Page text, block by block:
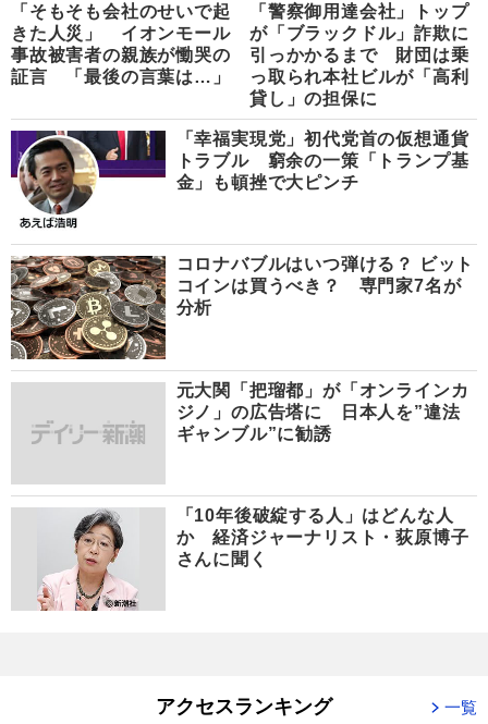
「そもそも会社のせいで起
きた人災」 イオンモール
事故被害者の親族が慟哭の
証言 「最後の言葉は…」
「警察御用達会社」トップ
が「ブラックドル」詐欺に
引っかかるまで 財団は乗
っ取られ本社ビルが「高利
貸し」の担保に
「幸福実現党」初代党首の仮想通貨
トラブル 窮余の一策「トランプ基
金」も頓挫で大ピンチ
コロナバブルはいつ弾ける？ ビット
コインは買うべき？ 専門家7名が
分析
元大関「把瑠都」が「オンラインカ
ジノ」の広告塔に 日本人を”違法
ギャンブル”に勧誘
「10年後破綻する人」はどんな人
か 経済ジャーナリスト・荻原博子
さんに聞く
アクセスランキング 一覧